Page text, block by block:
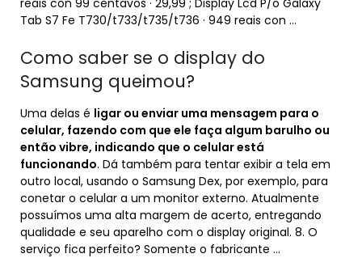
reais con 99 centavos · 29,99 ; Display Lcd P/o Galaxy
Tab S7 Fe T730/t733/t735/t736 · 949 reais con …
Como saber se o display do
Samsung queimou?
Uma delas é ligar ou enviar uma mensagem para o
celular, fazendo com que ele faça algum barulho ou
então vibre, indicando que o celular está
funcionando. Dá também para tentar exibir a tela em
outro local, usando o Samsung Dex, por exemplo, para
conetar o celular a um monitor externo. Atualmente
possuímos uma alta margem de acerto, entregando
qualidade e seu aparelho com o display original. 8. O
serviço fica perfeito? Somente o fabricante …